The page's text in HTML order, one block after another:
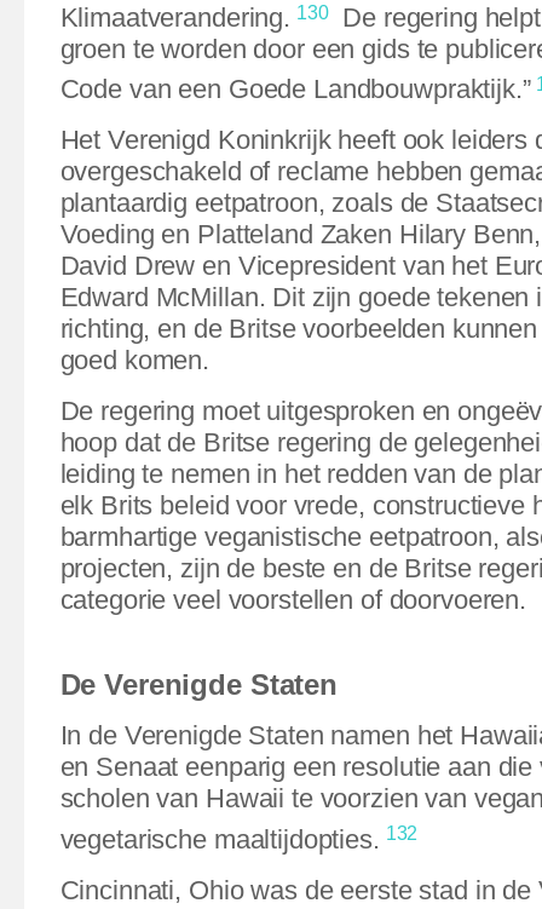
Klimaatverandering. 130
De regering
groen te worden door een gids te
Code van een Goede Landbouwpraktijk.”
Het Verenigd Koninkrijk heeft ook leiders
overgeschakeld of reclame hebben
plantaardig eetpatroon, zoals de
Voeding en Platteland Zaken Hilary
David Drew en Vicepresident van het
Edward McMillan. Dit zijn goede tekenen
richting, en de Britse voorbeelden
goed komen.
De regering moet uitgesproken en
hoop dat de Britse regering de
leiding te nemen in het redden van de
elk Brits beleid voor vrede, constructieve
barmhartige veganistische eetpatroon,
projecten, zijn de beste en de Britse
categorie veel voorstellen of doorvoeren.
De Verenigde Staten
In de Verenigde Staten namen het
en Senaat eenparig een resolutie aan die
scholen van Hawaii te voorzien van
vegetarische maaltijdopties. 132
Cincinnati, Ohio was de eerste stad in de